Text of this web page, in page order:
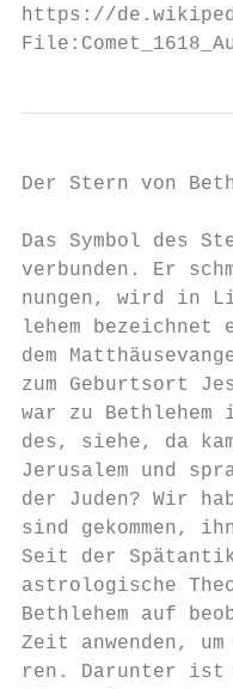
https://
Der Stern von
Das Symbol
verbunden. Er
nungen, wird in
lehem
dem
zum Geburtsort
war zu
des, siehe, da
Jerusalem und
der Juden? Wir
sind gekommen,
Seit der
astrologische
Bethlehem auf
Zeit anwenden,
ren. Darunter